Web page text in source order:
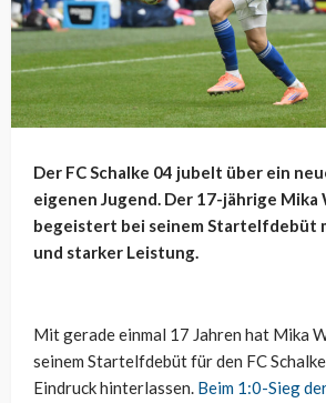
Der FC Schalke 04 jubelt über ein
eigenen Jugend. Der 17-jährige
begeistert bei seinem Startelfdebüt
und starker Leistung.
Mit gerade einmal 17 Jahren hat Mika
seinem Startelfdebüt für den FC
Eindruck hinterlassen. Beim 1:0-Sieg